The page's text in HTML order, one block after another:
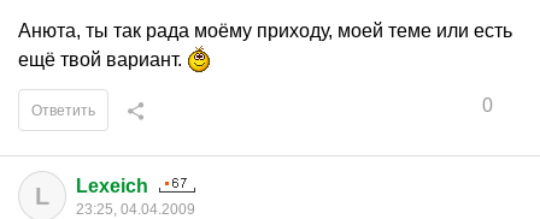
Анюта, ты так рада моёму приходу, моей теме или есть
ещё твой вариант.
0
Ответить
L Lexeich
23:25, 04.04.2009